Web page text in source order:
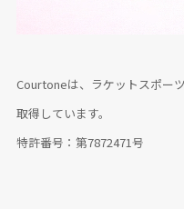
Courtoneは、ラケットスポー
取得しています。
特許番号：第7872471号